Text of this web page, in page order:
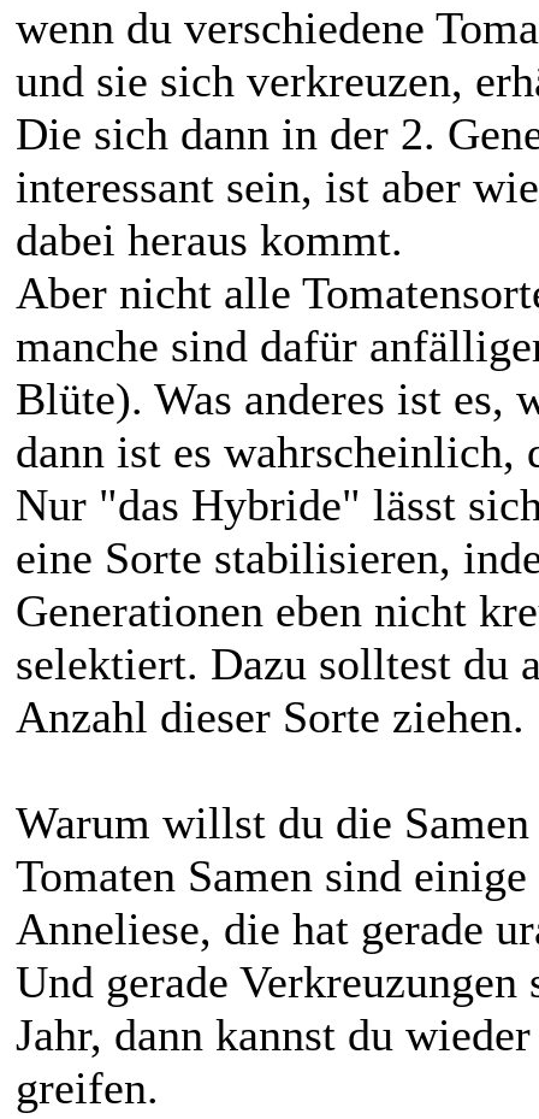
wenn du verschiedene
und sie sich verkreuzen,
Die sich dann in der 2.
interessant sein, ist aber
dabei heraus kommt.
Aber nicht alle
manche sind dafür
Blüte). Was anderes ist es,
dann ist es wahrscheinlich,
Nur "das Hybride" lässt
eine Sorte stabilisieren,
Generationen eben nicht
selektiert. Dazu solltest du
Anzahl dieser Sorte ziehen.
Warum willst du die
Tomaten Samen sind
Anneliese, die hat gerade
Und gerade
Jahr, dann kannst du
greifen.